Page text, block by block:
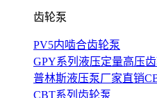
齿轮泵
PV5内啮合齿轮泵
GPY系列液压定量高压
普林斯液压泵厂家直销
CBT系列齿轮泵